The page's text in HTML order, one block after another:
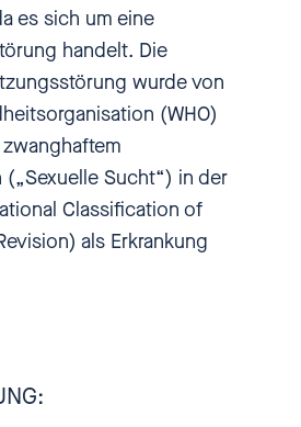
hat sie nun
für
entwickelt und
erklärt sie uns
willkommen,
bei einbiszwei.
du da bist.
- Charlotte
freue mich sehr.
es sich um eine
handelt. Die
wurde von
(WHO)
(„Sexuelle Sucht“) in der
Classification of
als Erkrankung